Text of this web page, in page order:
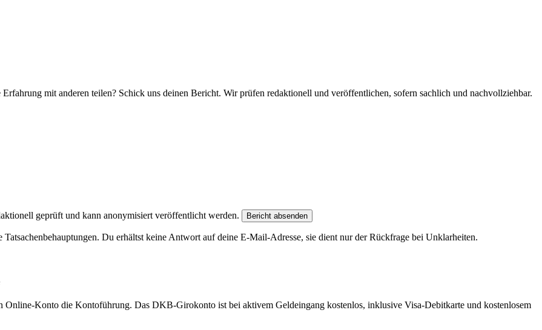
mit anderen teilen? Schick uns deinen Bericht. Wir prüfen redaktionell und veröffentlichen, sofern sachlich und nachvollziehbar.
geprüft und kann anonymisiert veröffentlicht werden. Bericht absenden
Du erhältst keine Antwort auf deine E-Mail-Adresse, sie dient nur der Rückfrage bei Unklarheiten.
Online-Konto die Kontoführung. Das DKB-Girokonto ist bei aktivem Geldeingang kostenlos, inklusive Visa-Debitkarte und kostenlosem